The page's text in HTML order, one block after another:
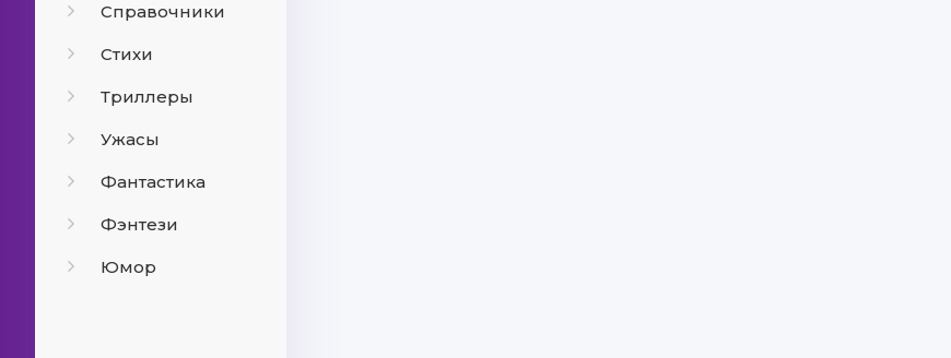
Справочники
Стихи
Триллеры
Ужасы
Фантастика
Фэнтези
Юмор